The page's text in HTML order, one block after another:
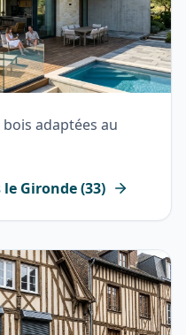
adaptées au
le Gironde(33)